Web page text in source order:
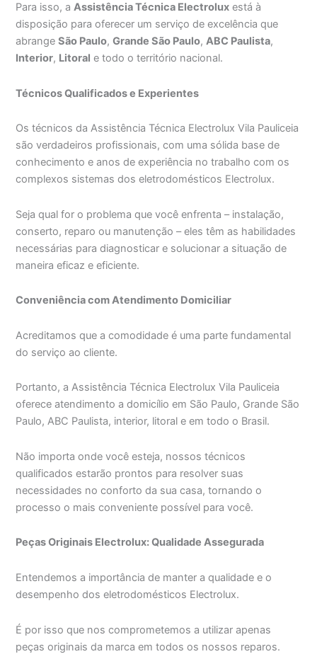
Para isso, aAssistência Técnica Electrolux está à
disposição para oferecer um serviço de excelência que
abrangeSão Paulo,Grande São Paulo,ABC Paulista,
Interior, Litoral e todo o território nacional.
Técnicos Qualificados e Experientes
Os técnicos da Assistência Técnica Electrolux Vila Pauliceia
são verdadeiros profissionais, com uma sólida base de
conhecimento e anos de experiência no trabalho com os
complexos sistemas dos eletrodomésticos Electrolux.
Seja qual for o problema que você enfrenta – instalação,
conserto, reparo ou manutenção – eles têm as habilidades
necessárias para diagnosticar e solucionar a situação de
maneira eficaz e eficiente.
Conveniência com Atendimento Domiciliar
Acreditamos que a comodidade é uma parte fundamental
do serviço ao cliente.
Portanto, a Assistência Técnica Electrolux Vila Pauliceia
oferece atendimento a domicílio em São Paulo, Grande São
Paulo, ABC Paulista, interior, litoral e em todo o Brasil.
Não importa onde você esteja, nossos técnicos
qualificados estarão prontos para resolver suas
necessidades no conforto da sua casa, tornando o
processo o mais conveniente possível para você.
Peças Originais Electrolux: Qualidade Assegurada
Entendemos a importância de manter a qualidade e o
desempenho dos eletrodomésticos Electrolux.
É por isso que nos comprometemos a utilizar apenas
peças originais da marca em todos os nossos reparos.